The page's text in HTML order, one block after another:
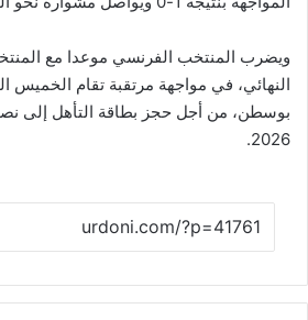
ويضرب المنتخب الفرنسي موعدا مع
النهائي، في مواجهة مرتقبة تقام الخميس
بوسطن، من أجل حجز بطاقة التأهل إلى
2026.